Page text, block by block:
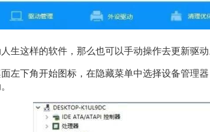
这样的软件，那么也可以手动操作去更新驱动
下角开始图标，在隐藏菜单中选择设备管理